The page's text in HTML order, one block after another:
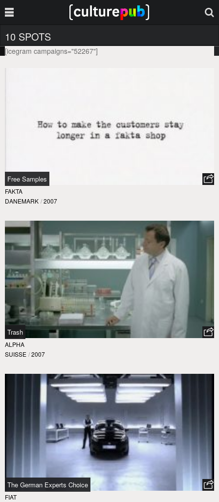
10 SPOTS
[icegram campaigns="52267"]
Free Samples
FAKTA
DANEMARK / 2007
Trash
ALPHA
SUISSE / 2007
The German Experts Choice
FIAT